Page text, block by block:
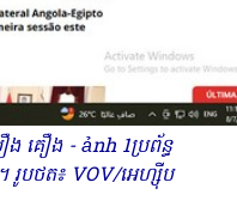
ង គឿង - ảnh 1ប្រព័ន្ធ
រូបថត៖ VOV/អេហ្ស៊ីប